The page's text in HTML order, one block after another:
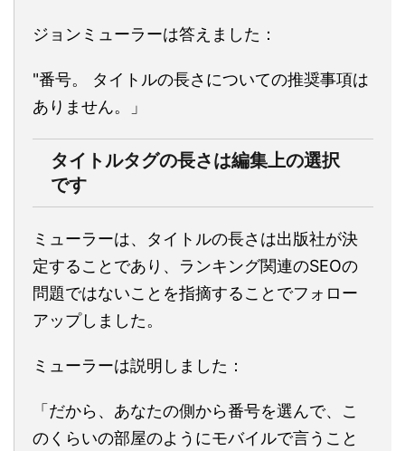
ジョンミューラーは答えました：
"番号。 タイトルの長さについての推奨事項は
ありません。」
タイトルタグの長さは編集上の選択
です
ミューラーは、タイトルの長さは出版社が決
定することであり、ランキング関連のSEOの
問題ではないことを指摘することでフォロー
アップしました。
ミューラーは説明しました：
「だから、あなたの側から番号を選んで、こ
のくらいの部屋のようにモバイルで言うこと